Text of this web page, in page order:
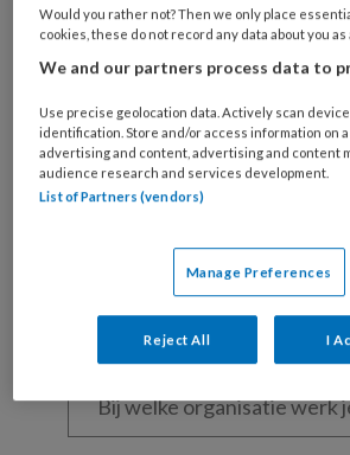
Al een account of
is
je
e-
mailadres?
Kies
*
welke
Would you rather not? Then we only place
cookies, these do not record any data about you as
We and our partners process data to
Use precise geolocation data. Actively scan
identification. Store and/or access information on
advertising and content, advertising and content
audience research and services development.
List of Partners (vendors)
Manage Preferences
Reject All I